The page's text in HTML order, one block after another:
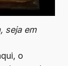
seja em
o